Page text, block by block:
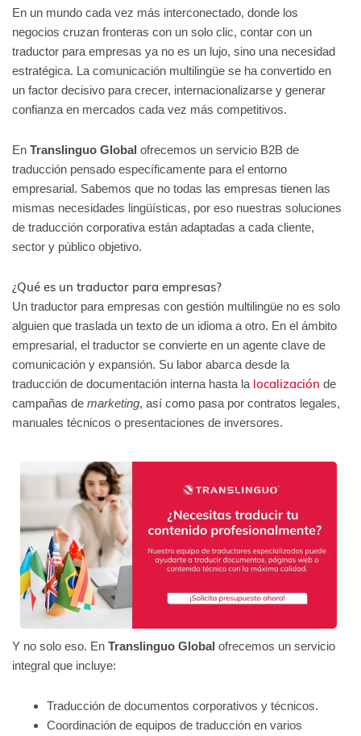
En un mundo cada vez más interconectado, donde los
negocios cruzan fronteras con un solo clic, contar con un
traductor para empresas ya no es un lujo, sino una necesidad
estratégica. La comunicación multilingüe se ha convertido en
un factor decisivo para crecer, internacionalizarse y generar
confianza en mercados cada vez más competitivos.
En Translinguo Global ofrecemos un servicio B2B de
traducción pensado específicamente para el entorno
empresarial. Sabemos que no todas las empresas tienen las
mismas necesidades lingüísticas, por eso nuestras soluciones
de traducción corporativa están adaptadas a cada cliente,
sector y público objetivo.
¿Qué es un traductor para empresas?
Un traductor para empresas con gestión multilingüe no es solo
alguien que traslada un texto de un idioma a otro. En el ámbito
empresarial, el traductor se convierte en un agente clave de
comunicación y expansión. Su labor abarca desde la
traducción de documentación interna hasta la localización de
campañas de marketing, así como pasa por contratos legales,
manuales técnicos o presentaciones de inversores.
Y no solo eso. En Translinguo Global ofrecemos un servicio
integral que incluye:
Traducción de documentos corporativos y técnicos.
Coordinación de equipos de traducción en varios